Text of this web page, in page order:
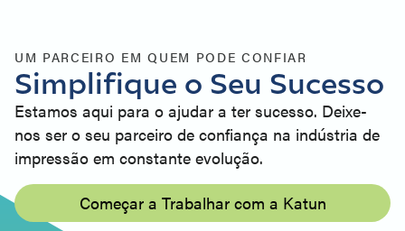
UM PARCEIRO EM QUEM PODE CONFIAR
Simplifique o Seu Sucesso
Estamos aqui para o ajudar a ter sucesso. Deixe-
nos ser o seu parceiro de confiança na indústria de
impressão em constante evolução.
Começar a Trabalhar com a Katun